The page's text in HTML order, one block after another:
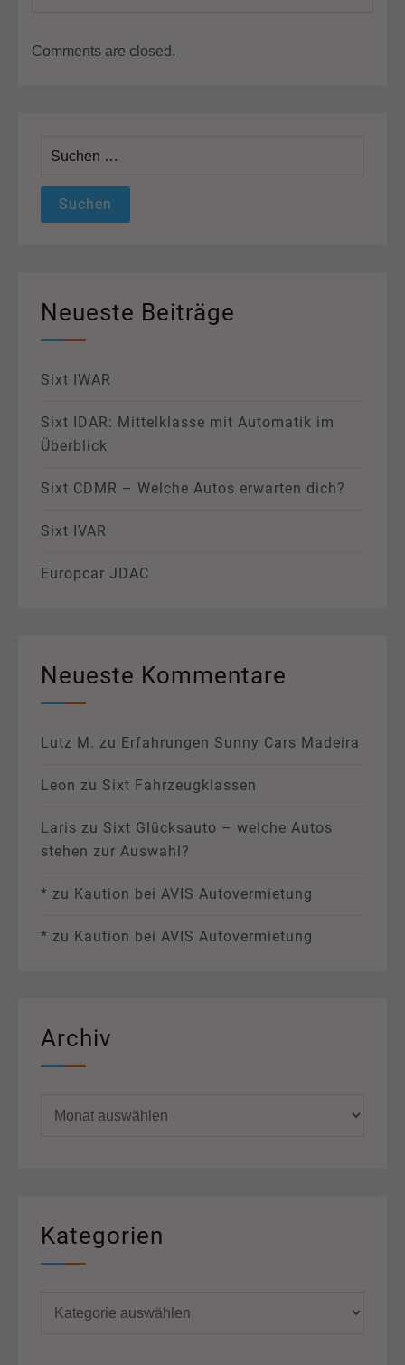
Comments are closed.
Neueste Beiträge
Sixt IWAR
Sixt IDAR: Mittelklasse mit Automatik im
Überblick
Sixt CDMR – Welche Autos erwarten dich?
Sixt IVAR
Europcar JDAC
Neueste Kommentare
Lutz M. zu Erfahrungen Sunny Cars Madeira
Leon zu Sixt Fahrzeugklassen
Laris zu Sixt Glücksauto – welche Autos
stehen zur Auswahl?
* zu Kaution bei AVIS Autovermietung
* zu Kaution bei AVIS Autovermietung
Archiv
Kategorien